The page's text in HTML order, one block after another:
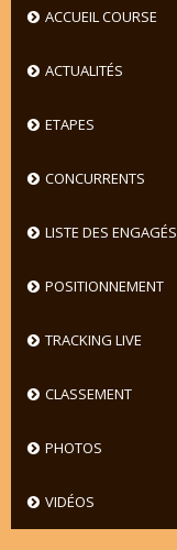
ACCUEIL COURSE
ACTUALITÉS
ETAPES
CONCURRENTS
LISTE DES ENGAGÉS
POSITIONNEMENT
TRACKING LIVE
CLASSEMENT
PHOTOS
VIDÉOS